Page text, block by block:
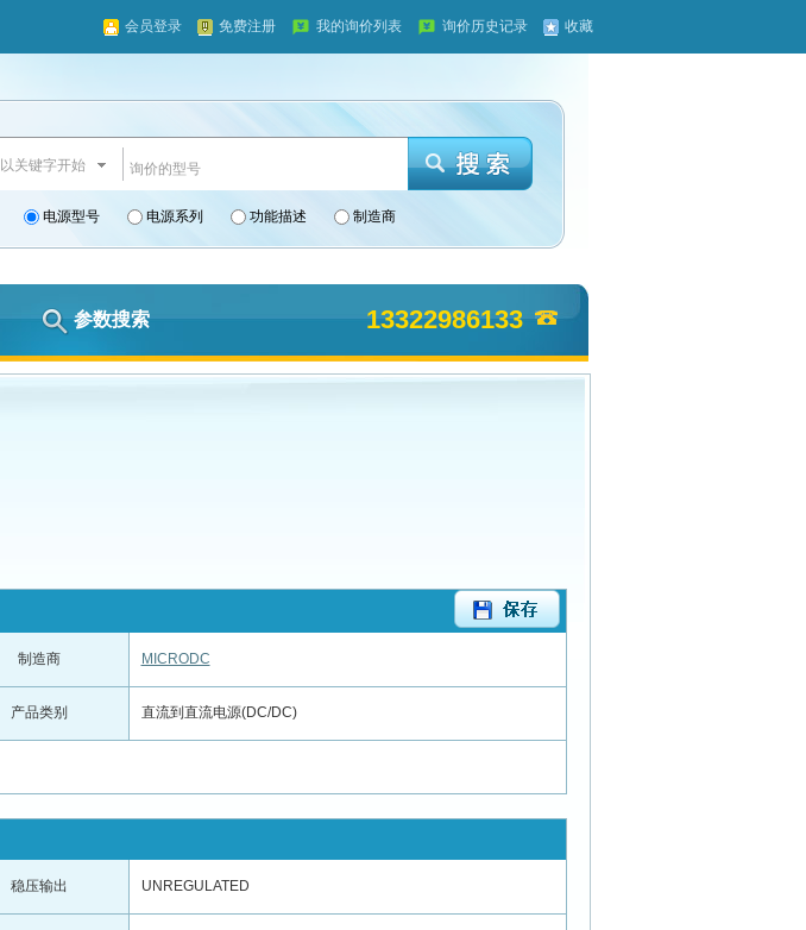
会员登录 免费注册 我的询价列表 询价历史记录 收藏
以关键字开始
电源型号 电源系列 功能描述 制造商
参数搜索 13322986133
制造商 MICRODC
产品类别 直流到直流电源(DC/DC)
稳压输出 UNREGULATED